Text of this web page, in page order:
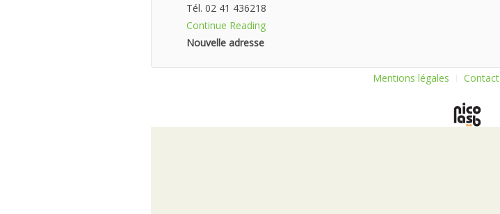
Tél. 02 41 436218
Continue Reading
Nouvelle adresse
Mentions légales Contact